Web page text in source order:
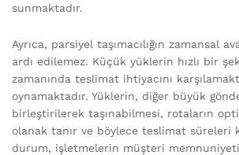
sunmaktadır.
Ayrıca, parsiyel taşımacılığın zamansal
ardı edilemez. Küçük yüklerin hızlı bir
zamanında teslimat ihtiyacını
oynamaktadır. Yüklerin, diğer büyük
birleştirilerek taşınabilmesi, rotaların
olanak tanır ve böylece teslimat süreleri
durum, işletmelerin müşteri